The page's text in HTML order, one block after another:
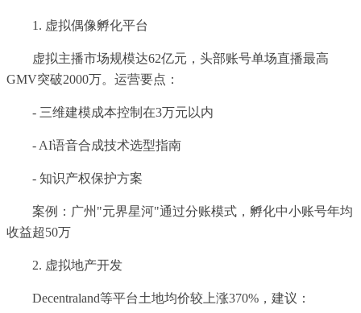
1. 虚拟偶像孵化平台
虚拟主播市场规模达62亿元，头部账号单场直播最高
GMV突破2000万。运营要点：
- 三维建模成本控制在3万元以内
- AI语音合成技术选型指南
- 知识产权保护方案
案例：广州"元界星河"通过分账模式，孵化中小账号年均
收益超50万
2. 虚拟地产开发
Decentraland等平台土地均价较上涨370%，建议：